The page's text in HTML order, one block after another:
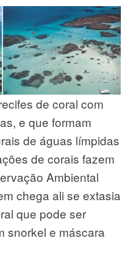
de coral com
e que formam
de águas límpidas
de corais fazem
Ambiental
chega ali se extasia
que pode ser
snorkel e máscara